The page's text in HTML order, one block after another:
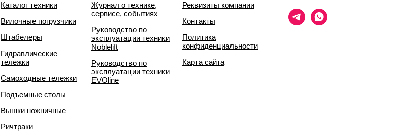
Каталог техники
Вилочные погрузчики
Штабелеры
Гидравлические
тележки
Самоходные тележки
Подъемные столы
Вышки ножничные
Ричтраки
Журнал о технике,
сервисе, событиях
Руководство по
эксплуатации техники
Noblelift
Руководство по
эксплуатации техники
EVOline
Реквизиты компании
Контакты
Политика
конфиденциальности
Карта сайта